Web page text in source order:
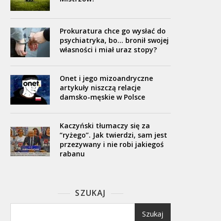
Prokuratura chce go wysłać do
psychiatryka, bo… bronił swojej
własności i miał uraz stopy?
Onet i jego mizoandryczne
artykuły niszczą relacje
damsko-męskie w Polsce
Kaczyński tłumaczy się za
“ryżego”. Jak twierdzi, sam jest
przezywany i nie robi jakiegoś
rabanu
SZUKAJ
Szukaj